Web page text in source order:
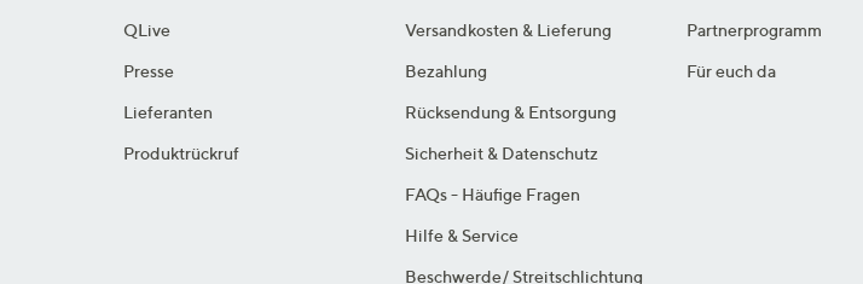
QLive
Presse
Lieferanten
Produktrückruf
Versandkosten & Lieferung
Bezahlung
Rücksendung & Entsorgung
Sicherheit & Datenschutz
FAQs - Häufige Fragen
Hilfe & Service
Beschwerde/ Streitschlichtung
Partnerprogramm
Für euch da